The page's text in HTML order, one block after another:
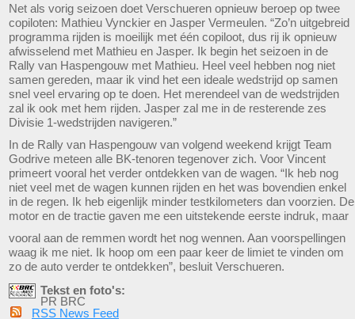
Net als vorig seizoen doet Verschueren opnieuw beroep op twee
copiloten: Mathieu Vynckier en Jasper Vermeulen. “Zo’n uitgebreid
programma rijden is moeilijk met één copiloot, dus rij ik opnieuw
afwisselend met Mathieu en Jasper. Ik begin het seizoen in de
Rally van Haspengouw met Mathieu. Heel veel hebben nog niet
samen gereden, maar ik vind het een ideale wedstrijd op samen
snel veel ervaring op te doen. Het merendeel van de wedstrijden
zal ik ook met hem rijden. Jasper zal me in de resterende zes
Divisie 1-wedstrijden navigeren.”
In de Rally van Haspengouw van volgend weekend krijgt Team
Godrive meteen alle BK-tenoren tegenover zich. Voor Vincent
primeert vooral het verder ontdekken van de wagen. “Ik heb nog
niet veel met de wagen kunnen rijden en het was bovendien enkel
in de regen. Ik heb eigenlijk minder testkilometers dan voorzien. De
motor en de tractie gaven me een uitstekende eerste indruk, maar
vooral aan de remmen wordt het nog wennen. Aan voorspellingen
waag ik me niet. Ik hoop om een paar keer de limiet te vinden om
zo de auto verder te ontdekken”, besluit Verschueren.
Tekst en foto's:
PR BRC
RSS News Feed